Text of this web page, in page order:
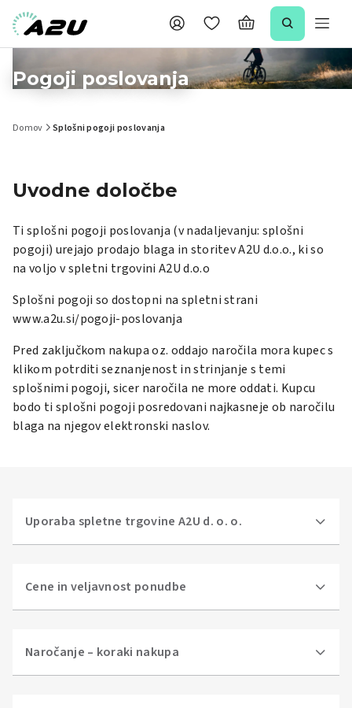
Pogoji poslovanja
Domov Splošni pogoji poslovanja
Uvodne določbe
Ti splošni pogoji poslovanja (v nadaljevanju: splošni
pogoji) urejajo prodajo blaga in storitev A2U d.o.o., ki so
na voljo v spletni trgovini A2U d.o.o
Splošni pogoji so dostopni na spletni strani
www.a2u.si/pogoji-poslovanja
Pred zaključkom nakupa oz. oddajo naročila mora kupec s
klikom potrditi seznanjenost in strinjanje s temi
splošnimi pogoji, sicer naročila ne more oddati. Kupcu
bodo ti splošni pogoji posredovani najkasneje ob naročilu
blaga na njegov elektronski naslov.
Uporaba spletne trgovine A2U d. o. o.
Cene in veljavnost ponudbe
Naročanje – koraki nakupa